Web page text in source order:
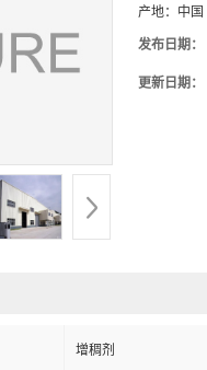
产地： 中国
发布日期：
更新日期：
增稠剂